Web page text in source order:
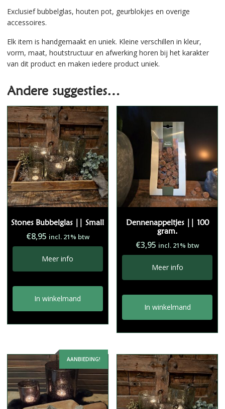
Exclusief bubbelglas, houten pot, geurblokjes en overige
accessoires.
Elk item is handgemaakt en uniek. Kleine verschillen in kleur,
vorm, maat, houtstructuur en afwerking horen bij het karakter
van dit product en maken iedere product uniek.
Andere suggesties…
Stones Bubbelglas || Small
€8,95 incl. 21% btw
Meer info
In winkelmand
Dennenappeltjes || 100
gram.
€3,95 incl. 21% btw
Meer info
In winkelmand
AANBIEDING!